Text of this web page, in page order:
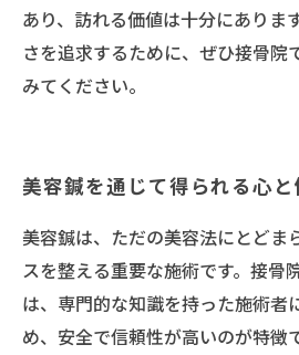
あり、訪れる価値は十分にありま
さを追求するために、ぜひ接骨院
みてください。
美容鍼を通じて得られる心
美容鍼は、ただの美容法にとどま
スを整える重要な施術です。接骨
は、専門的な知識を持った施術者
め、安全で信頼性が高いのが特徴